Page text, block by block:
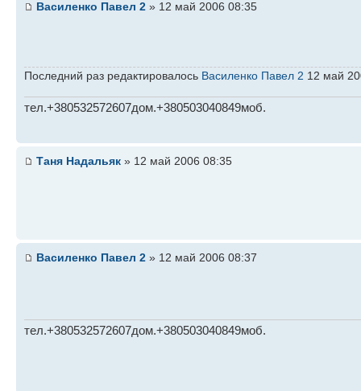
Василенко Павел 2 » 12 май 2006 08:35
Последний раз редактировалось Василенко Павел 2 12 май
тел.+380532572607дом.+380503040849моб.
Таня Надальяк » 12 май 2006 08:35
Василенко Павел 2 » 12 май 2006 08:37
тел.+380532572607дом.+380503040849моб.